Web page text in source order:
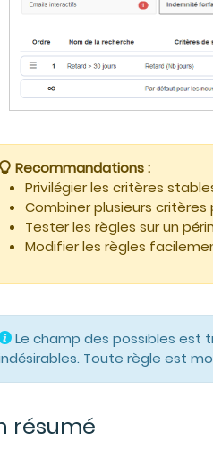
Recommandations :
Privilégier les critères
Combiner plusieurs
Tester les règles sur un
Modifier les règles
Le champ des possibles
Toute règle est
résumé